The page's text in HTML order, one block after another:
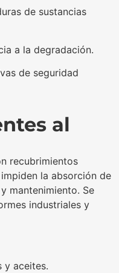
de sustancias
a la degradación.
de seguridad
al
recubrimientos
la absorción de
mantenimiento. Se
industriales y
y aceites.